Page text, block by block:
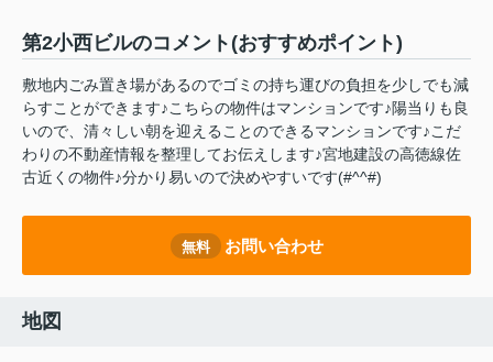
第2小西ビルのコメント(おすすめポイント)
敷地内ごみ置き場があるのでゴミの持ち運びの負担を少しでも減
らすことができます♪こちらの物件はマンションです♪陽当りも良
いので、清々しい朝を迎えることのできるマンションです♪こだ
わりの不動産情報を整理してお伝えします♪宮地建設の高徳線佐
古近くの物件♪分かり易いので決めやすいです(#^^#)
無料 お問い合わせ
地図